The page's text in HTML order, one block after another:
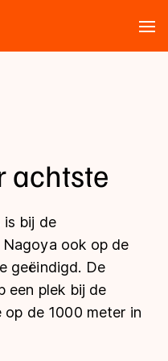
achtste
is bij de
ook op de
geëindigd. De
een plek bij de
de 1000 meter in